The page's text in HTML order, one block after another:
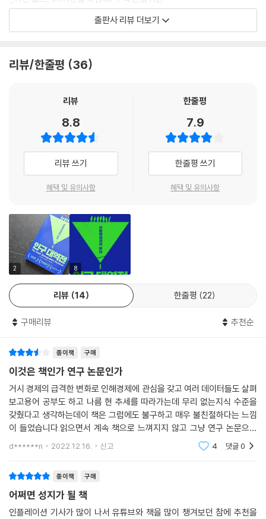
▶ 대부분의 정부가 이 변화에 준비되어 있지 않다는 현실이 이 책의 가치
우리는 이미 대전환기에 들어섰다
《인구 대역전》은 찰스 굿하트가 마노즈 프라단과 함께 미래의 세계 경제를
전망하는 책으로, 고령화, 치매, 불평등, 포퓰리즘, 부채와 세금 등의 거시
경제적 요인들을 다루며 방대한 자료와 그래프로 주장을 뒷받침한다. 이
책에서 저자들이 향후 30년 안에 인플레이션이 올 것이라고 보는 핵심적
간 세계 경제가 순항할 수 있었던 배후에는 노동 인구의 급증이 있었다. 전
후 베이비 붐 세대와 여성들의 노동시장 참여와 더불어 중국과 동유럽이
세계 경제에 통합되면서 노동 인구가 대규모로 늘어났기 때문이다. 수십
년 동안 세계는 낮은 물가와 낮은 이자율을 유지하였지만 동시에 노동소득
분배율은 감소하여 양극화가 심화되는 양상을 보였다.
그러나 이러한 추세는 급격하게 뒤집히고 있다. 세계 경제의 생산성의 상
당 부분을 끌어가는 선진국가의 고령화는 피할 수 없는 예견된 수순이고,
나19 팬데믹까지 덮치면서 각국은 국경을 걸어 잠갔다. 결과적으로 세계
화로 인해 급격하게 줄어들 것이다.
노동자들은 소비하는 것보다 더 생산하는 반면(디플레이션적), 피부양자
들은 생산하지 않고 소비한다(인플레이션적). 준비되지 못한 노년층은 정
부의 지원과 연금에 의존하고, 길어진 수명만큼 충분히 저축하지 못할 것
이다. 가까운 미래에 피부양자가 디플레이션적인 노동자를 넘어서게 되면,
인플레이션은 필연적이다. 머지않아 닥칠 ‘당연하지만 잠재적인’ 위기에
세계 경제는 준비되어 있는가.
각국 정부는 여전히
인구의 대역전을 대비한
어떤 준비도 하지 못했다
출판사 리뷰 더보기
리뷰/한줄평 36
리뷰
8.8
리뷰 쓰기
혜택 및 유의사항
한줄평
7.9
한줄평 쓰기
혜택 및 유의사항
2 8
리뷰 14 한줄평 22
구매리뷰 추천순
종이책 구매
이것은 책인가 연구 논문인가
거시 경제의 급격한 변화로 인해경제에 관심을 갖고 여러 데이터들도 살펴
보고용어 공부도 하고 나름 현 추세를 따라가는데 무리 없는지식 수준을
갖췄다고 생각하는데이 책은 그럼에도 불구하고 매우 불친절하다는 느낌
이 들었습니다.읽으면서 계속 책으로 느껴지지 않고 그냥 연구 논문으로
느껴졌어요.전문 용어도 지나치게 많고 배경 지식이 없으면 제대로 이해할
d******n 2022.12.16. 신고 4 댓글0
종이책 구매
어쩌면 성지가 될 책
인플레이션 기사가 많이 나서 유튜브와 책을 많이 챙겨보던 참에 추천을